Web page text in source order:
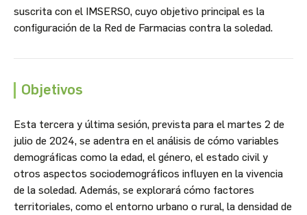
suscrita con el IMSERSO, cuyo objetivo principal es la
configuración de la Red de Farmacias contra la soledad.
Objetivos
Esta tercera y última sesión, prevista para el martes 2 de
julio de 2024, se adentra en el análisis de cómo variables
demográficas como la edad, el género, el estado civil y
otros aspectos sociodemográficos influyen en la vivencia
de la soledad. Además, se explorará cómo factores
territoriales, como el entorno urbano o rural, la densidad de